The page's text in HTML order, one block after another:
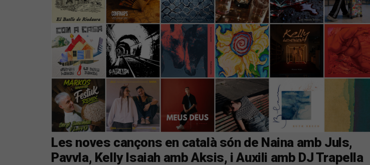
Les noves cançons en català són de Naina amb Juls,
Pavvla, Kelly Isaiah amb Aksis, i Auxili amb DJ Trapella